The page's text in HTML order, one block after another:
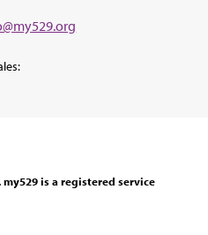
my529 is a registered service